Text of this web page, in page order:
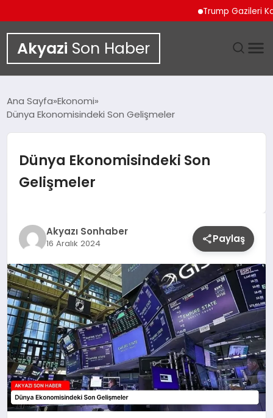
Trump Gazileri
Akyazi Son Haber
SIYASET
DÜNYA
EKONOMI
TEKNOLOJI
YAŞAM
Ana Sayfa Ekonomi
Dünya Ekonomisindeki Son Gelişmeler
Dünya Ekonomisindeki Son
Gelişmeler
Akyazı Sonhaber
16 Aralık 2024 Paylaş